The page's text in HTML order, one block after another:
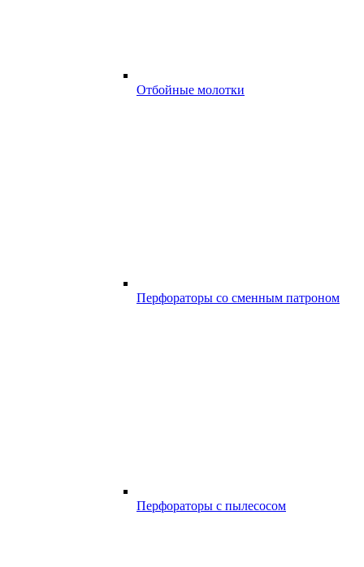
Отбойные молотки
Перфораторы со сменным патроном
Перфораторы с пылесосом